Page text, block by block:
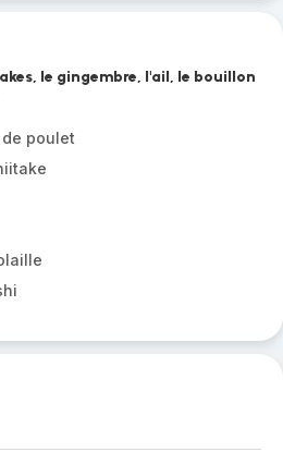
le gingembre, l'ail, le bouillon
poulet